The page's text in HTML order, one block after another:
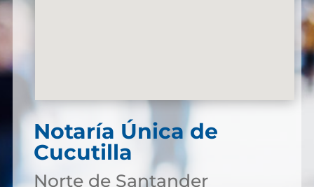
Notaría Única de
Cucutilla
Norte de Santander